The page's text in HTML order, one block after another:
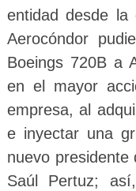
entidad desde
Aerocóndor
Boeings 720B a
en el mayor
empresa, al
e inyectar una
nuevo
Saúl Pertuz;